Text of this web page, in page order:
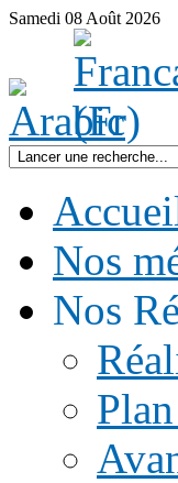
Samedi 08 Août 2026
Nos
Nos